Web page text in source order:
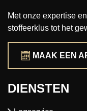
Met onze expertise
stoffeerklus tot het
MAAK EEN
DIENSTEN